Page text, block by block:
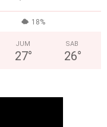
18%
JUM
27°
SAB
26°